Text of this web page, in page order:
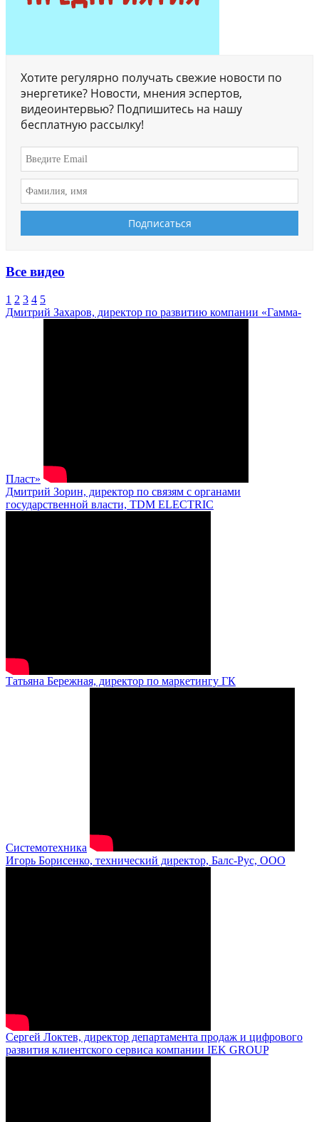
Хотите регулярно получать свежие новости по
энергетике? Новости, мнения эспертов,
видеоинтервью? Подпишитесь на нашу
бесплатную рассылку!
Все видео
1 2 3 4 5
Дмитрий Захаров, директор по развитию компании «Гамма-
Пласт»
Дмитрий Зорин, директор по связям с органами
государственной власти, TDM ELECTRIC
Татьяна Бережная, директор по маркетингу ГК
Системотехника
Игорь Борисенко, технический директор, Балс-Рус, ООО
Сергей Локтев, директор департамента продаж и цифрового
развития клиентского сервиса компании IEK GROUP